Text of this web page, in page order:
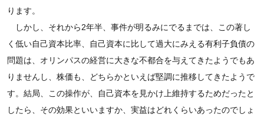
ります。
しかし、それから2年半、事件が明るみにでるまでは、この著し
く低い自己資本比率、自己資本に比して過大にみえる有利子負債の
問題は、オリンパスの経営に大きな不都合を与えてきたようでもあ
りませんし、株価も、どちらかといえば堅調に推移してきたようで
す。結局、この操作が、自己資本を見かけ上維持するためだったと
したら、その効果といいますか、実益はどれくらいあったのでしょ